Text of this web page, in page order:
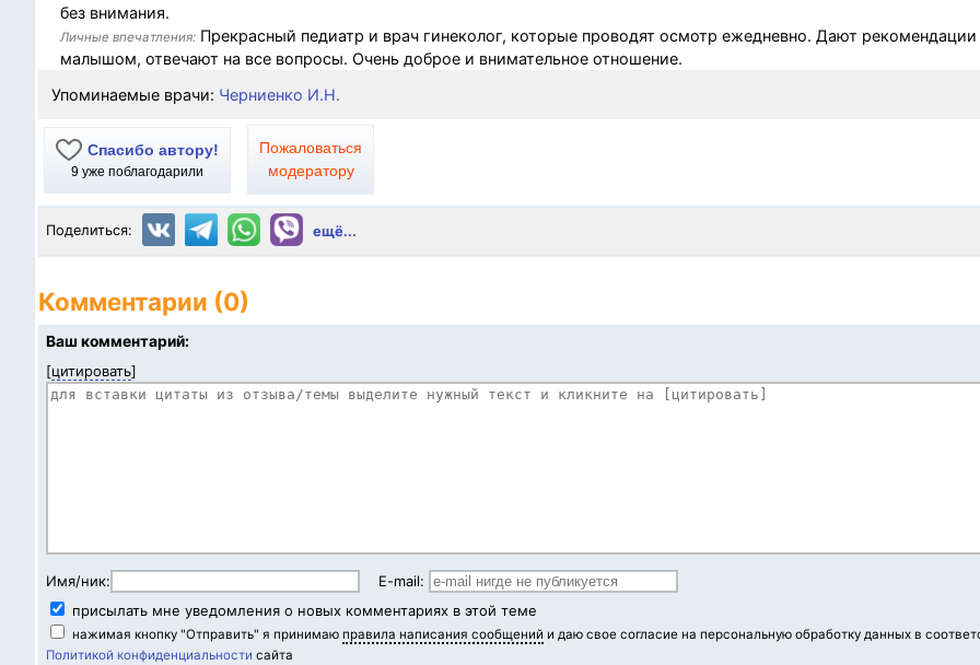
без внимания.
Личные впечатления: Прекрасный педиатр и врач гинеколог, которые проводят осмотр ежедневно. Дают рекомендации
малышом, отвечают на все вопросы. Очень доброе и внимательное отношение.
Упоминаемые врачи: Черниенко И.Н.
Спасибо автору!
9 уже поблагодарили
Пожаловаться
модератору
Поделиться: ещё...
Комментарии (0)
Ваш комментарий:
[цитировать]
Имя/ник:
E-mail:
присылать мне уведомления о новых комментариях в этой теме
нажимая кнопку "Отправить" я принимаю правила написания сообщений и даю свое согласие на персональную обработку данных в
Политикой конфиденциальности сайта